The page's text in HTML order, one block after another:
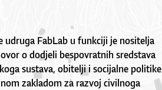
udruga FabLab u funkciji je nositelja
o dodjeli bespovratnih sredstava
sustava, obitelji i socijalne politike
zakladom za razvoj civilnoga